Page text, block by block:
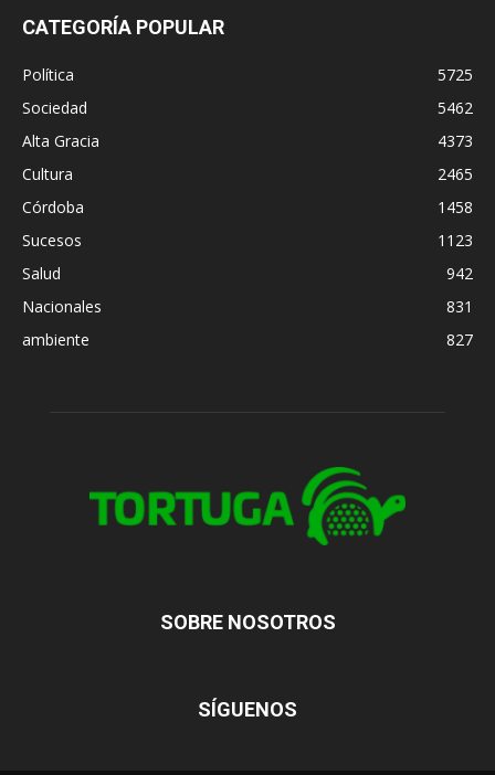
CATEGORÍA POPULAR
Política
5725
Sociedad
5462
Alta Gracia
4373
Cultura
2465
Córdoba
1458
Sucesos
1123
Salud
942
Nacionales
831
ambiente
827
SOBRE NOSOTROS
SÍGUENOS